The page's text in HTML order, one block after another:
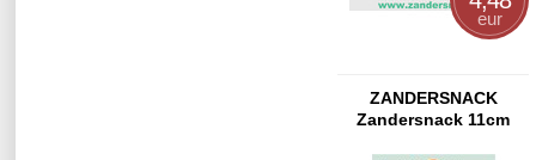
ZANDERSNACK
Zandersnack 11cm
eur